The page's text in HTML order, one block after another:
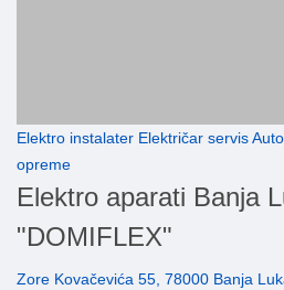
Elektro instalater Električar servis
opreme
Elektro aparati Banja
"DOMIFLEX"
Zore Kovačevića 55, 78000 Banja